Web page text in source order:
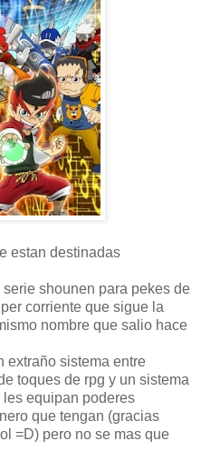
estan destinadas
shounen para pekes de
corriente que sigue la
nombre que salio hace
extraño sistema entre
toques de rpg y un sistema
equipan poderes
que tengan (gracias
=D) pero no se mas que